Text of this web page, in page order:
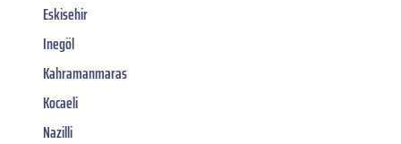
Eskisehir
Inegöl
Kahramanmaras
Kocaeli
Nazilli